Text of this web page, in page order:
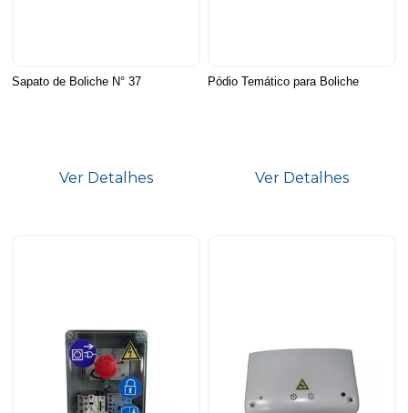
Sapato de Boliche N° 37
Ver Detalhes
Pódio Temático para Boliche
Ver Detalhes